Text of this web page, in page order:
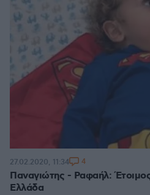
Παναγιώτης - Ραφαήλ:
Ελλάδα
27.02.2020, 11:34 4